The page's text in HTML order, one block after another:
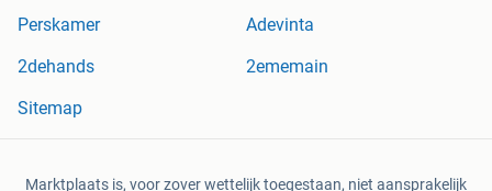
Perskamer
Adevinta
2dehands
2ememain
Sitemap
Marktplaats is, voor zover wettelijk toegestaan, niet aansprakelijk